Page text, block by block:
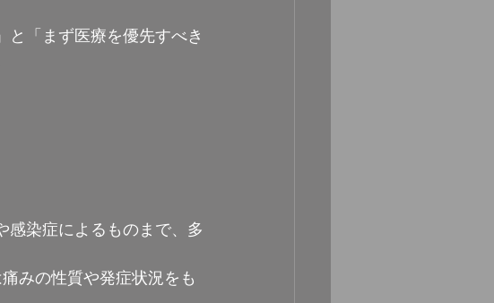
と「まず医療を優先すべき
感染症によるものまで、多
みの性質や発症状況をも